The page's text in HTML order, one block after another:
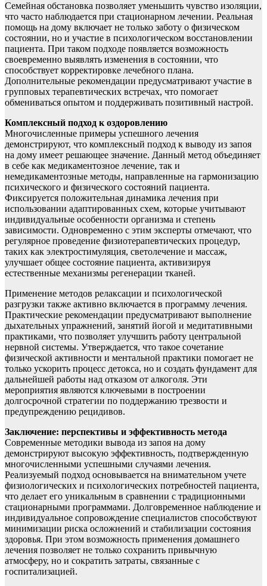
Семейная обстановка позволяет уменьшить чувство изоляции,
что часто наблюдается при стационарном лечении. Реальная
помощь на дому включает не только заботу о физическом
состоянии, но и участие в психологическом восстановлении
пациента. При таком подходе появляется возможность
своевременно выявлять изменения в состоянии, что
способствует корректировке лечебного плана.
Дополнительные рекомендации предусматривают участие в
групповых терапевтических встречах, что помогает
обмениваться опытом и поддерживать позитивный настрой.
Комплексный подход к оздоровлению
Многочисленные примеры успешного лечения
демонстрируют, что комплексный подход к выводу из запоя
на дому имеет решающее значение. Данный метод объединяет
в себе как медикаментозное лечение, так и
немедикаментозные методы, направленные на гармонизацию
психического и физического состояний пациента.
Фиксируется положительная динамика лечения при
использовании адаптированных схем, которые учитывают
индивидуальные особенности организма и степень
зависимости. Одновременно с этим эксперты отмечают, что
регулярное проведение физиотерапевтических процедур,
таких как электростимуляция, светолечение и массаж,
улучшает общее состояние пациента, активизируя
естественные механизмы регенерации тканей.
Применение методов релаксации и психологической
разгрузки также активно включается в программу лечения.
Практические рекомендации предусматривают выполнение
дыхательных упражнений, занятий йогой и медитативными
практиками, что позволяет улучшить работу центральной
нервной системы. Утверждается, что такое сочетание
физической активности и ментальной практики помогает не
только ускорить процесс детокса, но и создать фундамент для
дальнейшей работы над отказом от алкоголя. Эти
мероприятия являются ключевыми в построении
долгосрочной стратегии по поддержанию трезвости и
предупреждению рецидивов.
Заключение: перспективы и эффективность метода
Современные методики вывода из запоя на дому
демонстрируют высокую эффективность, подтвержденную
многочисленными успешными случаями лечения.
Реализуемый подход основывается на внимательном учете
физиологических и психологических потребностей пациента,
что делает его уникальным в сравнении с традиционными
стационарными программами. Долговременное наблюдение и
индивидуальное сопровождение специалистов способствуют
минимизации риска осложнений и стабилизации состояния
здоровья. При этом возможность применения домашнего
лечения позволяет не только сохранить привычную
атмосферу, но и сократить затраты, связанные с
госпитализацией.